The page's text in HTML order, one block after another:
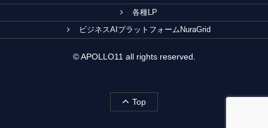
各種LP
ビジネスAIプラットフォームNuraGrid
© APOLLO11 all rights reserved.
Top